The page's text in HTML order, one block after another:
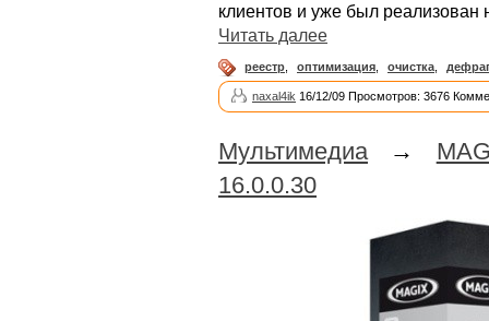
клиентов и уже был реализован
Читать далее
реестр оптимизация очистка
naxal4ik 16/12/09 Просмотров: 3676
Мультимедиа →
16.0.0.30